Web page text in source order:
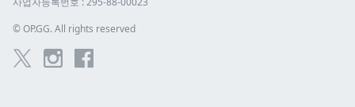
© OP.GG. All rights reserved